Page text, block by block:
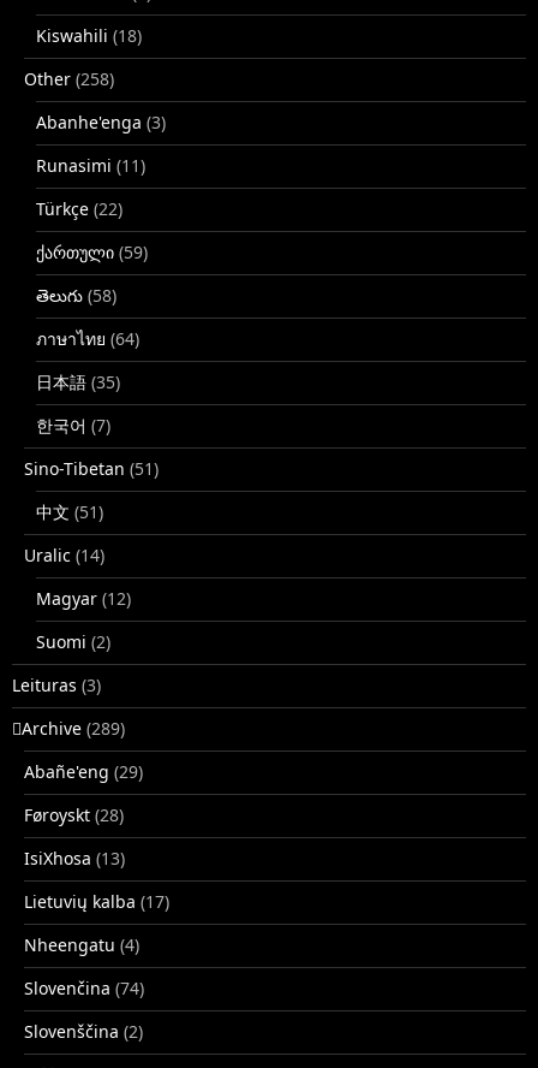
Kiswahili (18)
Other (258)
Abanhe'enga (3)
Runasimi (11)
Türkçe (22)
ქართული (59)
తెలుగు (58)
ภาษาไทย (64)
日本語 (35)
한국어 (7)
Sino-Tibetan (51)
中文 (51)
Uralic (14)
Magyar (12)
Suomi (2)
Leituras (3)
􏿽Archive (289)
Abañe'eng (29)
Føroyskt (28)
IsiXhosa (13)
Lietuvių kalba (17)
Nheengatu (4)
Slovenčina (74)
Slovenščina (2)